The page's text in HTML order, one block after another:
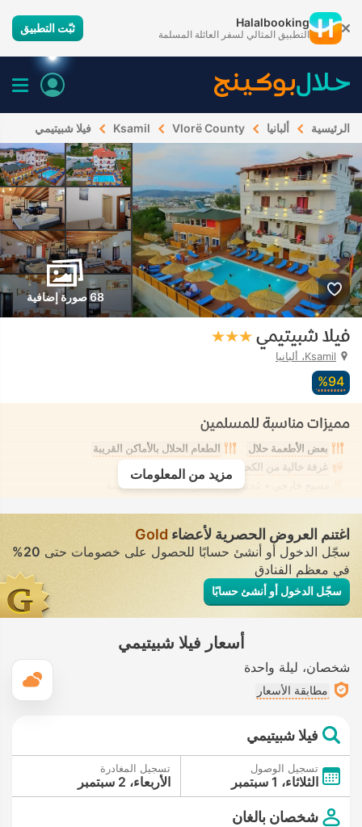
Halalbooking
التطبيق المثالي لسفر العائلة المسلمة ثبّت التطبيق
الرئيسية ألبانيا Vlorë County
Ksamil فيلا شبيتيمي
68 صورة إضافية
فيلا شبيتيمي
Ksamil، ألبانيا
94‏%
مميزات مناسبة للمسلمين
بعض الأطعمة حلال
الطعام الحلال بالأماكن القريبة
غرفة خالية من الكحول
• مُختلط • ملابس السباحة المحتشمة
مزيد من المعلومات
اغتنم العروض الحصرية لأعضاء Gold
سجّل الدخول أو أنشئ حسابًا للحصول على خصومات حتى20%
في معظم الفنادق
سجّل الدخول أو أنشئ حسابًا
أسعار فيلا شبيتيمي
شخصان ليلة واحدة
مطابقة الأسعار
فيلا شبيتيمي
تسجيل الوصول
الثلاثاء، 1 سبتمبر
تسجيل المغادرة
الأربعاء، 2 سبتمبر
شخصان بالغان